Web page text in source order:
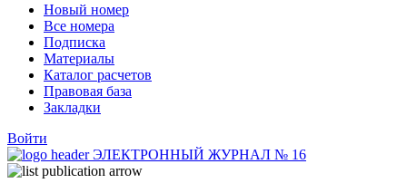
Новый номер
Все номера
Подписка
Материалы
Каталог расчетов
Правовая база
Закладки
Войти
ЭЛЕКТРОННЫЙ ЖУРНАЛ № 16